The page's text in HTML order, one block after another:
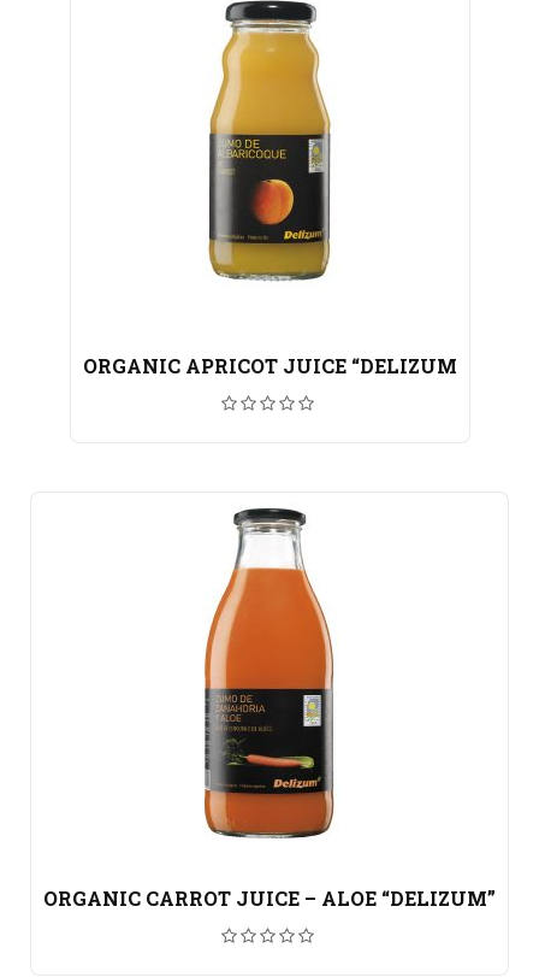
ORGANIC APRICOT JUICE “DELIZUM
ORGANIC CARROT JUICE – ALOE “DELIZUM”